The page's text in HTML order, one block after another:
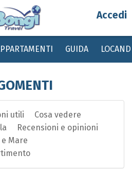
GUIDA
Partenza
Periodo
Passeggeri
2 ai 12 anni sconto del 20% su quota base
tasse invariate
utili
Cosa vedere
Recensioni e opinioni
Mare